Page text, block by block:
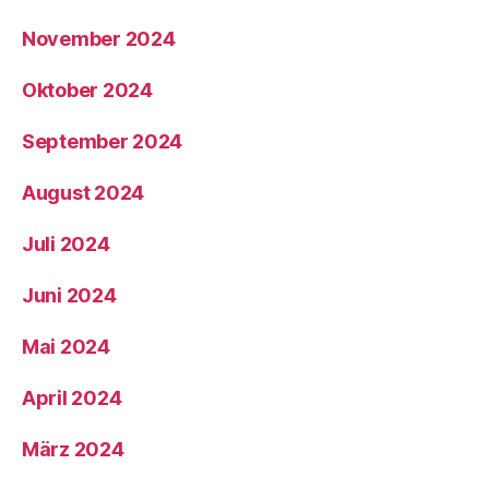
November 2024
Oktober 2024
September 2024
August 2024
Juli 2024
Juni 2024
Mai 2024
April 2024
März 2024